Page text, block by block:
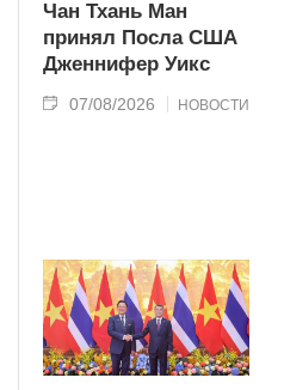
Чан Тхань Ман
принял Посла США
Дженнифер Уикс
07/08/2026 НОВОСТИ